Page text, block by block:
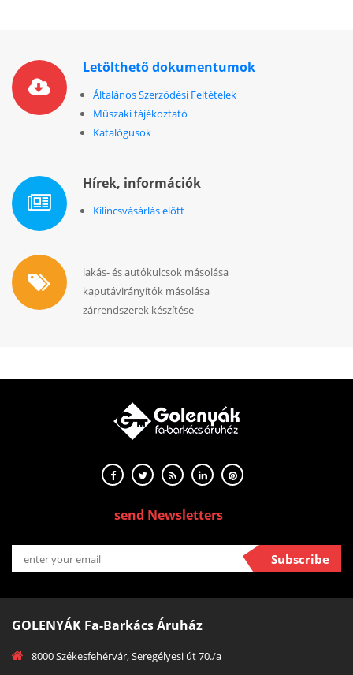
Letölthető dokumentumok
Általános Szerződési Feltételek
Műszaki tájékoztató
Katalógusok
Hírek, információk
Kilincsvásárlás előtt
lakás- és autókulcsok másolása
kaputávirányítók másolása
zárrendszerek készítése
send Newsletters
Subscribe
GOLENYÁK Fa-Barkács Áruház
8000 Székesfehérvár, Seregélyesi út 70./a